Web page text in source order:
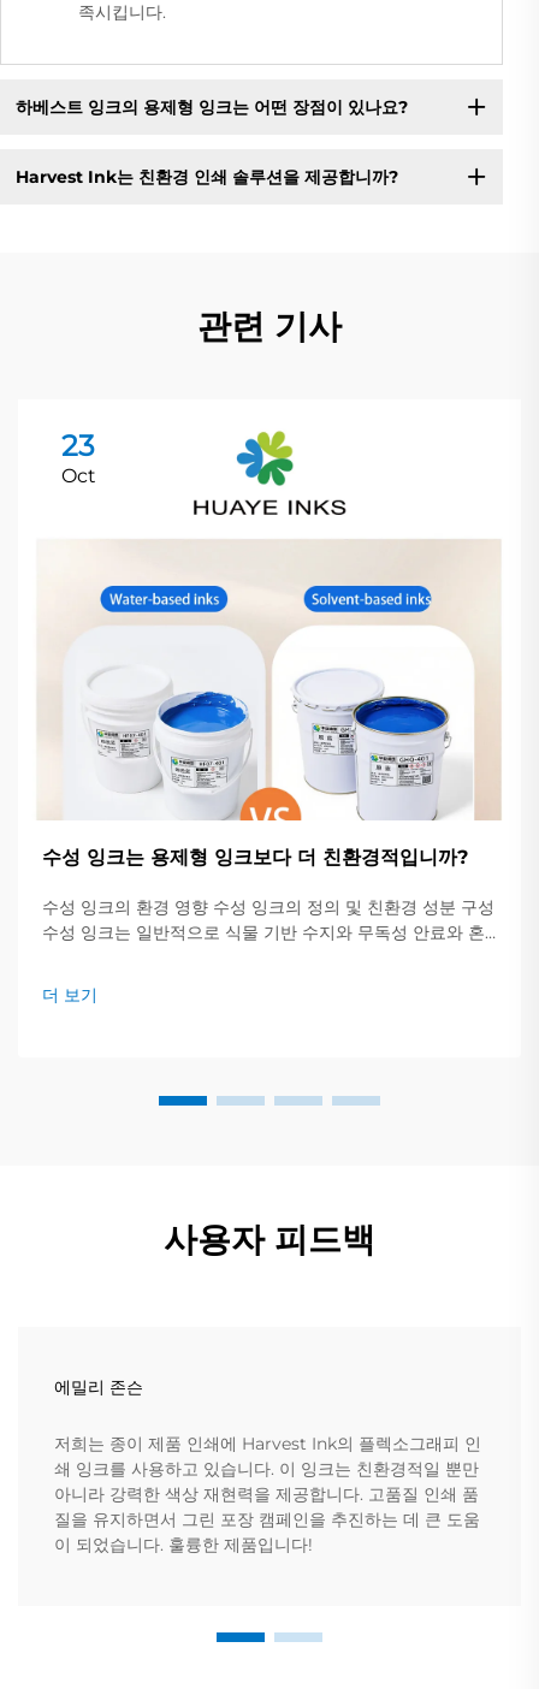
족시킵니다.
하베스트 잉크의 용제형 잉크는 어떤 장점이 있나요?
Harvest Ink는 친환경 인쇄 솔루션을 제공합니까?
관련 기사
23
Oct
수성 잉크는 용제형 잉크보다 더 친환경적입니까?
수성 잉크의 환경 영향 수성 잉크의 정의 및 친환경 성분 구성
수성 잉크는 일반적으로 식물 기반 수지와 무독성 안료와 혼
더 보기
사용자 피드백
에밀리 존슨
저희는 종이 제품 인쇄에 Harvest Ink의 플렉소그래피 인
쇄 잉크를 사용하고 있습니다. 이 잉크는 친환경적일 뿐만
아니라 강력한 색상 재현력을 제공합니다. 고품질 인쇄 품
질을 유지하면서 그린 포장 캠페인을 추진하는 데 큰 도움
이 되었습니다. 훌륭한 제품입니다!